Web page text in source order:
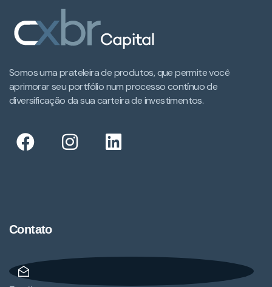
Somos uma prateleira de produtos, que permite você
aprimorar seu portfólio num processo contínuo de
diversificação da sua carteira de investimentos.​
Contato